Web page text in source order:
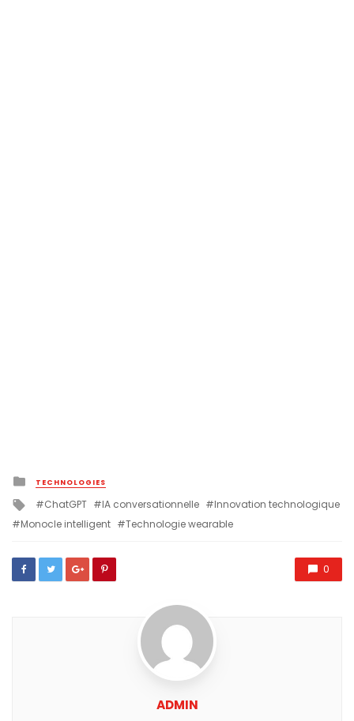
Posted
in
TECHNOLOGIES
Tagged
with
ChatGPT IA conversationnelle
Innovation technologique
Monocle intelligent
Technologie wearable
0
ADMIN